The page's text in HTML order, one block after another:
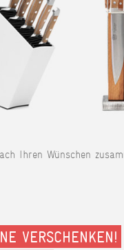
Ihren Wünschen
VERSCHENKEN!